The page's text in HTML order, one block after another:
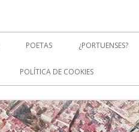
POETAS ¿PORTUENSES?
POLÍTICA DE COOKIES